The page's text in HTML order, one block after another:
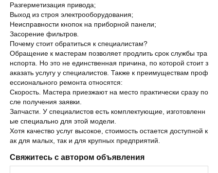
Разгерметизация привода;
Выход из строя электрооборудования;
Неисправности кнопок на приборной панели;
Засорение фильтров.
Почему стоит обратиться к специалистам?
Обращение к мастерам позволяет продлить срок службы тра
нспорта. Но это не единственная причина, по которой стоит з
аказать услугу у специалистов. Также к преимуществам проф
ессионального ремонта относятся:
Скорость. Мастера приезжают на место практически сразу по
сле получения заявки.
Запчасти. У специалистов есть комплектующие, изготовленн
ые специально для этой модели.
Хотя качество услуг высокое, стоимость остается доступной к
ак для малых, так и для крупных предприятий.
Свяжитесь с автором объявления